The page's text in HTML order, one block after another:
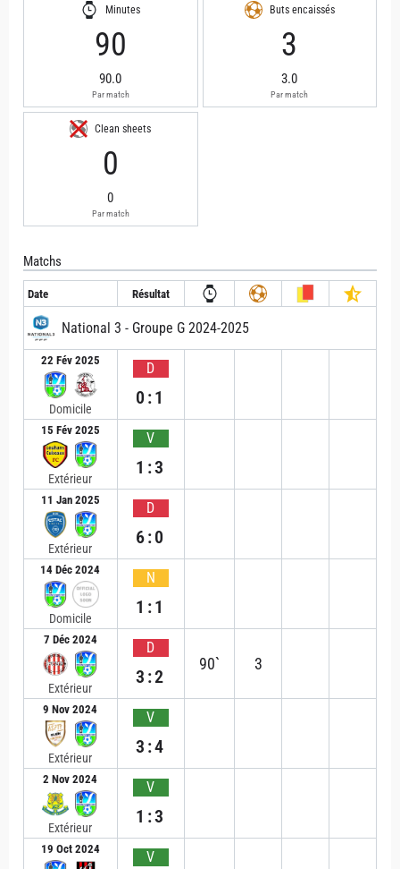
Minutes
90
90.0
Par match
Buts encaissés
3
3.0
Par match
Clean sheets
0
0
Par match
Matchs
Date Résultat
National 3 - Groupe G 2024-2025
22 Fév 2025
Domicile
D
0:1
15 Fév 2025
Extérieur
V
1:3
11 Jan 2025
Extérieur
D
6:0
14 Déc 2024
Domicile
N
1:1
7 Déc 2024
Extérieur
D
3:2
90` 3
9 Nov 2024
Extérieur
V
3:4
2 Nov 2024
Extérieur
V
1:3
19 Oct 2024 V